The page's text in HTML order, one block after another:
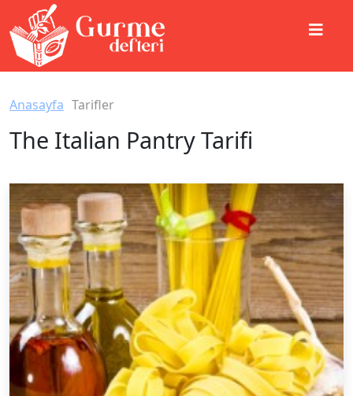
Anasayfa Tarifler
The Italian Pantry Tarifi